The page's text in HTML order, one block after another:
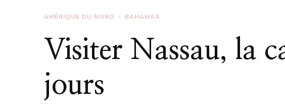
AMÉRIQUE DU NORD BAHAMAS
Visiter Nassau, la
jours